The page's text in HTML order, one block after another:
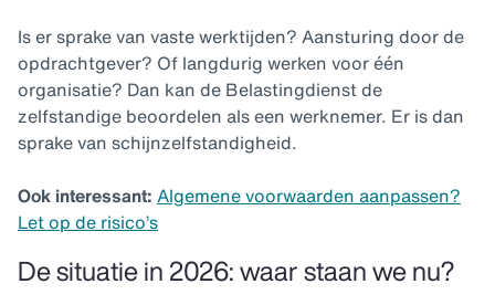
Is er sprake van vaste werktijden? Aansturing door de
opdrachtgever? Of langdurig werken voor één
organisatie? Dan kan de Belastingdienst de
zelfstandige beoordelen als een werknemer. Er is dan
sprake van schijnzelfstandigheid.
Ook interessant: Algemene voorwaarden aanpassen?
Let op de risico’s
De situatie in 2026: waar staan we nu?